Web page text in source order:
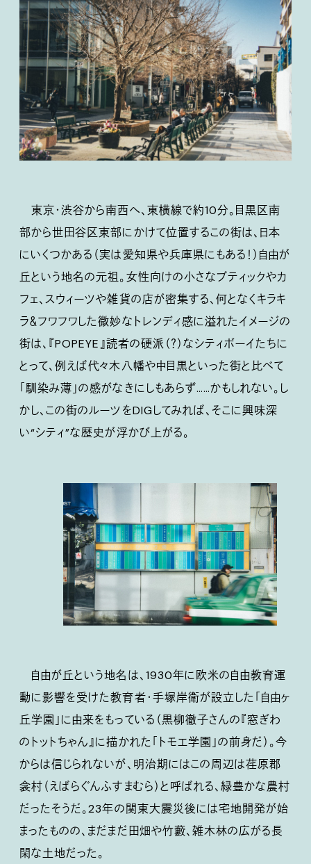
東京・渋谷から南西へ、東横線で約10分。目黒区南
部から世田谷区東部にかけて位置するこの街は、日本
にいくつかある（実は愛知県や兵庫県にもある！）自由が
丘という地名の元祖。女性向けの小さなブティックやカ
フェ、スウィーツや雑貨の店が密集する、何となくキラキ
ラ＆フワフワした微妙なトレンディ感に溢れたイメージの
街は、『POPEYE』読者の硬派（？）なシティボーイたちに
とって、例えば代々木八幡や中目黒といった街と比べて
「馴染み薄」の感がなきにしもあらず……かもしれない。し
かし、この街のルーツをDIGしてみれば、そこに興味深
い“シティ”な歴史が浮かび上がる。
自由が丘という地名は、1930年に欧米の自由教育運
動に影響を受けた教育者・手塚岸衛が設立した「自由ヶ
丘学園」に由来をもっている（黒柳徹子さんの『窓ぎわ
のトットちゃん』に描かれた「トモエ学園」の前身だ）。今
からは信じられないが、明治期にはこの周辺は荏原郡
衾村（えばらぐんふすまむら）と呼ばれる、緑豊かな農村
だったそうだ。23年の関東大震災後には宅地開発が始
まったものの、まだまだ田畑や竹藪、雑木林の広がる長
閑な土地だった。